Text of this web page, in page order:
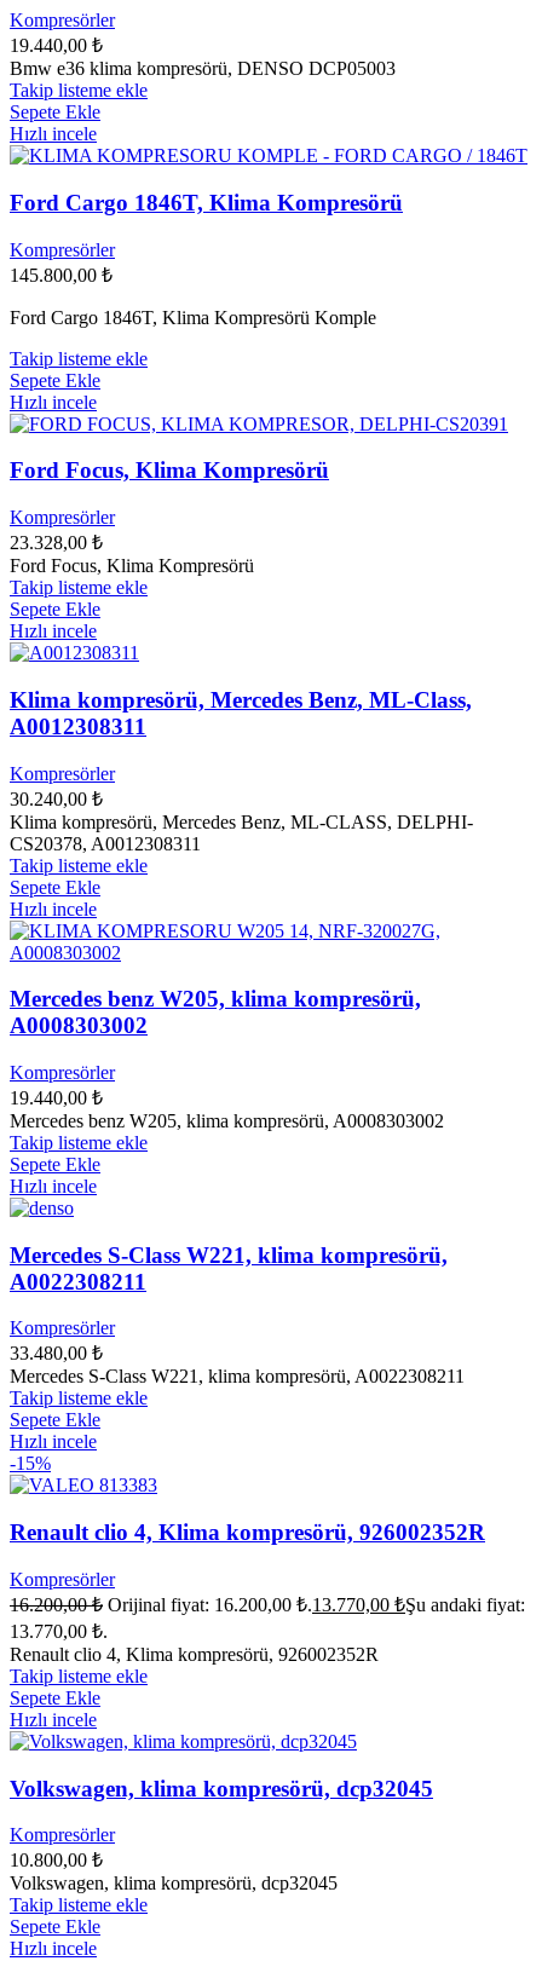
Kompresörler
19.440,00 ₺
Bmw e36 klima kompresörü, DENSO DCP05003
Takip listeme ekle
Sepete Ekle
Hızlı incele
Ford Cargo 1846T, Klima Kompresörü
Kompresörler
145.800,00 ₺
Ford Cargo 1846T, Klima Kompresörü Komple
Takip listeme ekle
Sepete Ekle
Hızlı incele
Ford Focus, Klima Kompresörü
Kompresörler
23.328,00 ₺
Ford Focus, Klima Kompresörü
Takip listeme ekle
Sepete Ekle
Hızlı incele
Klima kompresörü, Mercedes Benz, ML-Class,
A0012308311
Kompresörler
30.240,00 ₺
Klima kompresörü, Mercedes Benz, ML-CLASS, DELPHI-
CS20378, A0012308311
Takip listeme ekle
Sepete Ekle
Hızlı incele
Mercedes benz W205, klima kompresörü,
A0008303002
Kompresörler
19.440,00 ₺
Mercedes benz W205, klima kompresörü, A0008303002
Takip listeme ekle
Sepete Ekle
Hızlı incele
Mercedes S-Class W221, klima kompresörü,
A0022308211
Kompresörler
33.480,00 ₺
Mercedes S-Class W221, klima kompresörü, A0022308211
Takip listeme ekle
Sepete Ekle
Hızlı incele
-15%
Renault clio 4, Klima kompresörü, 926002352R
Kompresörler
16.200,00₺ Orijinal fiyat: 16.200,00 ₺.13.770,00 ₺Şu andaki fiyat:
13.770,00 ₺.
Renault clio 4, Klima kompresörü, 926002352R
Takip listeme ekle
Sepete Ekle
Hızlı incele
Volkswagen, klima kompresörü, dcp32045
Kompresörler
10.800,00 ₺
Volkswagen, klima kompresörü, dcp32045
Takip listeme ekle
Sepete Ekle
Hızlı incele